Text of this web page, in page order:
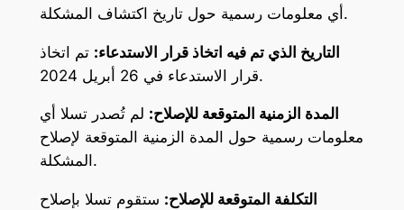
أي معلومات رسمية حول تاريخ اكتشاف المشكلة.
التاريخ الذي تم فيه اتخاذ قرار الاستدعاء: تم اتخاذ
قرار الاستدعاء في 26 أبريل 2024.
المدة الزمنية المتوقعة للإصلاح: لم تُصدر تسلا أي
معلومات رسمية حول المدة الزمنية المتوقعة لإصلاح
المشكلة.
التكلفة المتوقعة للإصلاح: ستقوم تسلا بإصلاح